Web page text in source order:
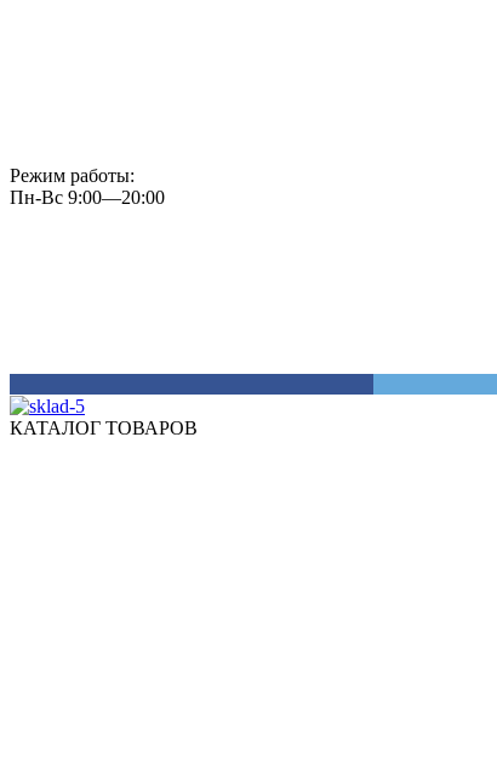
Режим работы:
Пн-Вс 9:00—20:00
КАТАЛОГ ТОВАРОВ